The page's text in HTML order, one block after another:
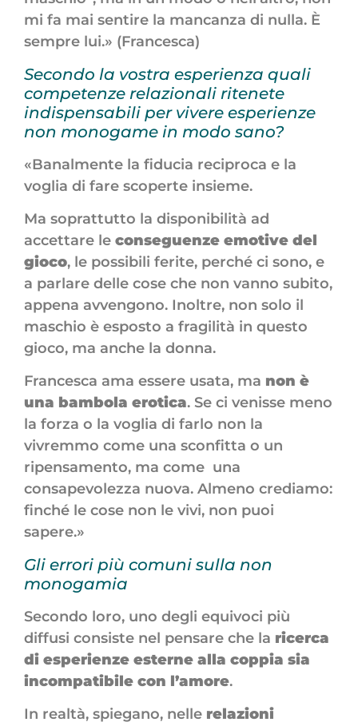
mi fa mai sentire la mancanza di nulla. È
sempre lui.» (Francesca)
Secondo la vostra esperienza quali
competenze relazionali ritenete
indispensabili per vivere esperienze
non monogame in modo sano?
«Banalmente la fiducia reciproca e la
voglia di fare scoperte insieme.
Ma soprattutto la disponibilità ad
accettare le conseguenze emotive del
gioco, le possibili ferite, perché ci sono, e
a parlare delle cose che non vanno subito,
appena avvengono. Inoltre, non solo il
maschio è esposto a fragilità in questo
gioco, ma anche la donna.
Francesca ama essere usata, ma non è
una bambola erotica. Se ci venisse meno
la forza o la voglia di farlo non la
vivremmo come una sconfitta o un
ripensamento, ma come una
consapevolezza nuova. Almeno crediamo:
finché le cose non le vivi, non puoi
sapere.»
Gli errori più comuni sulla non
monogamia
Secondo loro, uno degli equivoci più
diffusi consiste nel pensare che la ricerca
di esperienze esterne alla coppia sia
incompatibile con l’amore.
In realtà, spiegano, nelle relazioni